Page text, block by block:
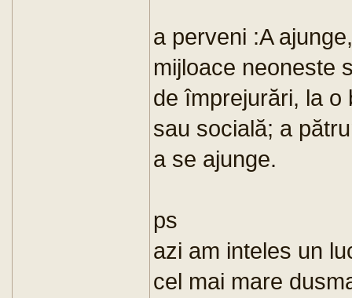
a perveni :A
mijloace neoneste
de împrejurări, la o
sau socială; a
a se ajunge.
ps
azi am inteles un
cel mai mare